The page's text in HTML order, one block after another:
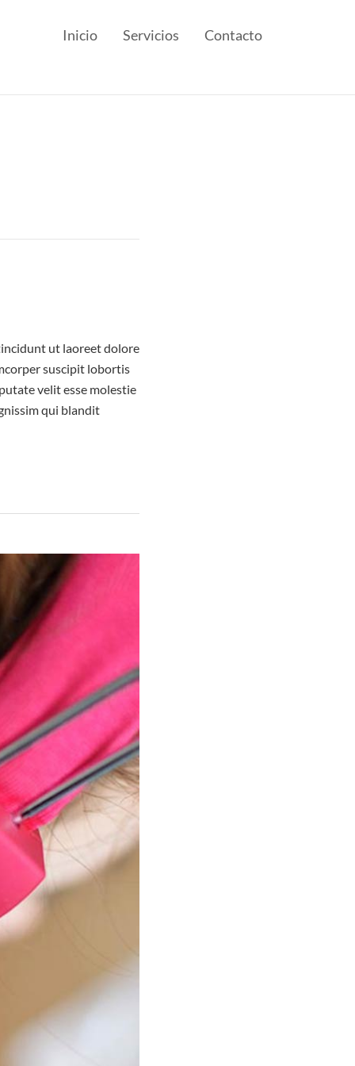
Inicio Servicios Contacto
ut laoreet dolore
suscipit lobortis
velit esse molestie
qui blandit